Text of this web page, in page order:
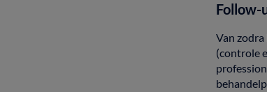
Follow-
Van
(controle